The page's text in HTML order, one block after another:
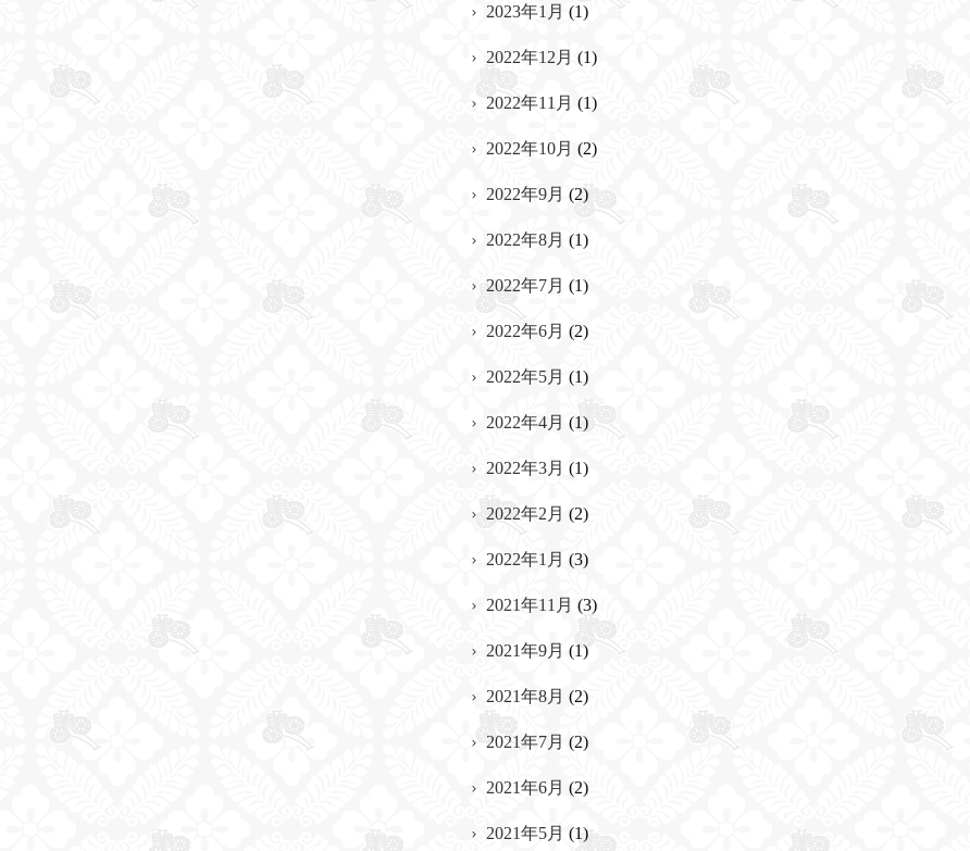
2023年1月 (1)
2022年12月 (1)
2022年11月 (1)
2022年10月 (2)
2022年9月 (2)
2022年8月 (1)
2022年7月 (1)
2022年6月 (2)
2022年5月 (1)
2022年4月 (1)
2022年3月 (1)
2022年2月 (2)
2022年1月 (3)
2021年11月 (3)
2021年9月 (1)
2021年8月 (2)
2021年7月 (2)
2021年6月 (2)
2021年5月 (1)